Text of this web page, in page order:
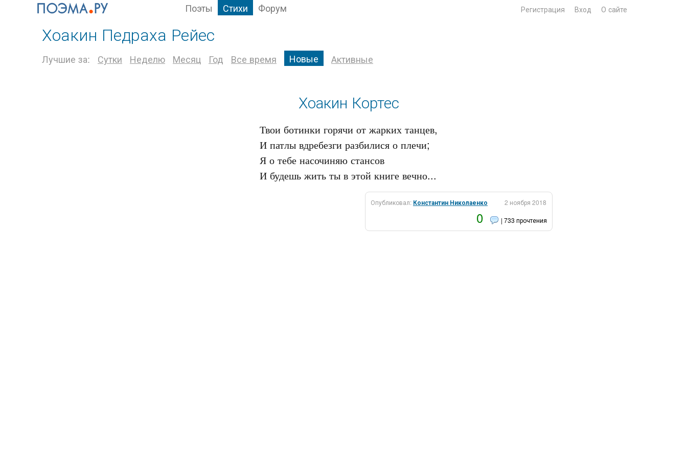
Поэты Стихи Форум Регистрация Вход О сайте
Хоакин Педраха Рейес
Лучшие за: Сутки Неделю Месяц Год Все время Новые Активные
Хоакин Кортес
Твои ботинки горячи от жарких танцев,
И патлы вдребезги разбилися о плечи;
Я о тебе насочиняю стансов
Опубликовал: Константин Николаенко 2 ноября 2018
0 | 733 прочтения